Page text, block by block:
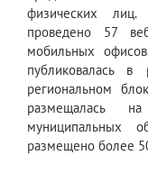
физических лиц.
проведено 57
мобильных
публиковалась
региональном
размещалась на
муниципальных
размещено более